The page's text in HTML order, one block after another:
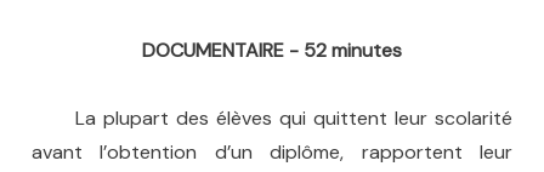
DOCUMENTAIRE - 52 minutes
La plupart des élèves qui quittent leur scolarité
avant l’obtention d’un diplôme, rapportent leur